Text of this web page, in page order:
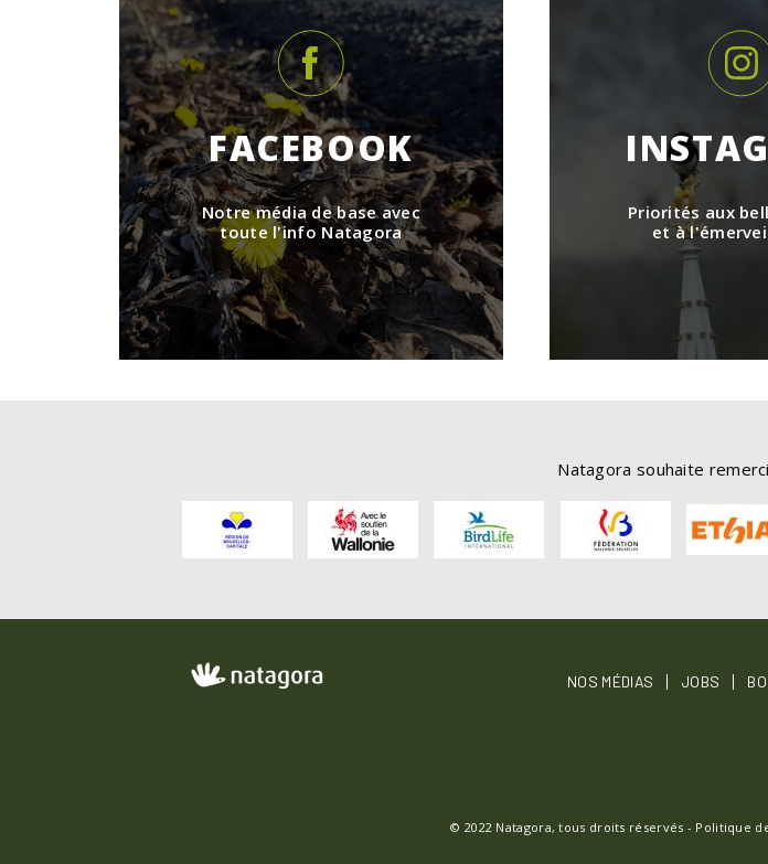
FACEBOOK
Notre média de base avec
toute l'info Natagora
Priorités aux
et à
Natagora souhaite
NOS MÉDIAS JOBS
© 2022 Natagora, tous droits réservés - Politique